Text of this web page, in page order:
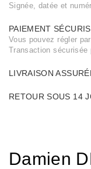
Signée, datée et
PAIEMENT
Vous pouvez régler
Transaction sécurisée
LIVRAISON
RETOUR SOUS 14
Damien